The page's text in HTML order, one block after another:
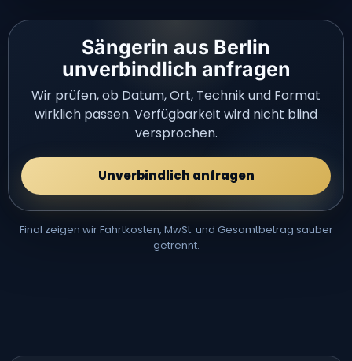
Sängerin aus Berlin
unverbindlich anfragen
Wir prüfen, ob Datum, Ort, Technik und Format
wirklich passen. Verfügbarkeit wird nicht blind
versprochen.
Unverbindlich anfragen
Final zeigen wir Fahrtkosten, MwSt. und Gesamtbetrag sauber
getrennt.